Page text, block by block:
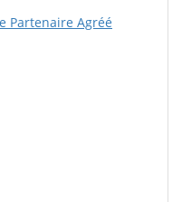
Partenaire Agréé